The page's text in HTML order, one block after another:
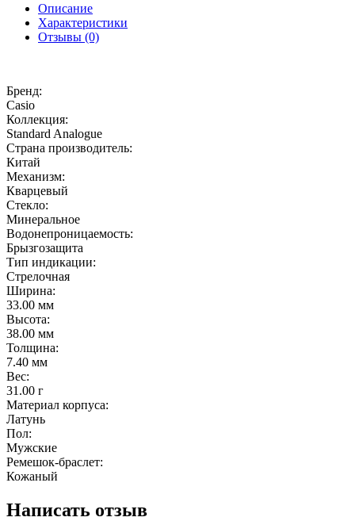
Описание
Характеристики
Отзывы (0)
Бренд:
Casio
Коллекция:
Standard Analogue
Страна производитель:
Китай
Механизм:
Кварцевый
Стекло:
Минеральное
Водонепроницаемость:
Брызгозащита
Тип индикации:
Стрелочная
Ширина:
33.00 мм
Высота:
38.00 мм
Толщина:
7.40 мм
Вес:
31.00 г
Материал корпуса:
Латунь
Пол:
Мужские
Ремешок-браслет:
Кожаный
Написать отзыв